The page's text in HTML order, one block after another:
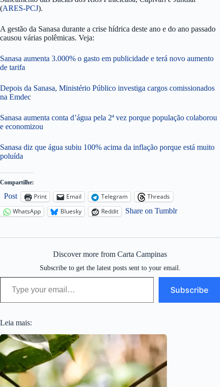
(ARES-PCJ).
A gestão da Sanasa durante a crise hídrica deste ano e do ano passado
causou várias polêmicas. Veja:
Sanasa aumenta 3.000% o gasto em publicidade e terá novo aumento
de tarifa
Depois da Sanasa, Ministério Público investiga cargos comissionados
na Emdec
Sanasa aumenta conta d’água pela 2ª vez porque população colaborou
e economizou
Sanasa diz que água subiu 100% acima da inflação porque está muito
poluída
Compartilhe:
Post Print Email Telegram
Threads
WhatsApp
Bluesky Reddit Share on Tumblr
Discover more from Carta Campinas
Subscribe to get the latest posts sent to your email.
Type your email…
Subscribe
Leia mais: